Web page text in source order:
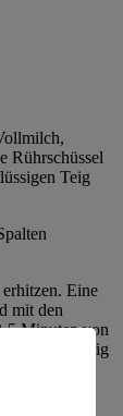
Rührschüssel
Teig
Eine
mit den
5 Minuten von
vollständig